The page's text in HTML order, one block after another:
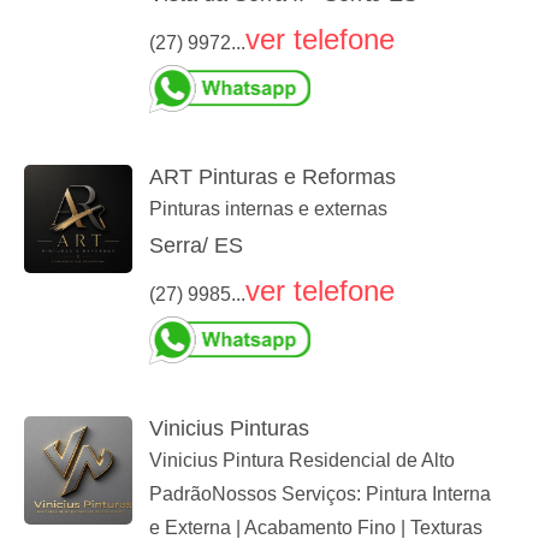
(27) 9972...ver telefone
ART Pinturas e Reformas
Pinturas internas e externas
Serra/ ES
(27) 9985...ver telefone
Vinicius Pinturas
Vinicius Pintura​ Residencial de Alto
Padrão​Nossos Serviços: Pintura Interna
e Externa | Acabamento Fino | Texturas